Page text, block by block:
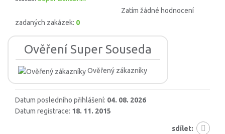
Zatím žádné hodnocení
zadaných zakázek: 0
Ověření Super Souseda
Ověřený zákazníky
Datum posledního přihlášení: 04. 08. 2026
Datum registrace: 18. 11. 2015
sdílet: